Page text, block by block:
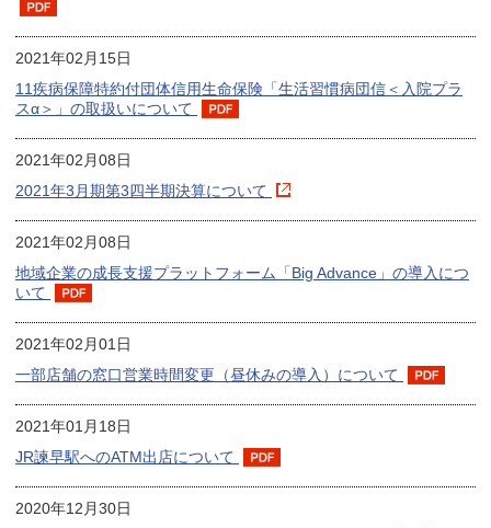
2021年02月15日
11疾病保障特約付団体信用生命保険「生活習慣病団信＜入院プラ
スα＞」の取扱いについて
2021年02月08日
2021年3月期第3四半期決算について
2021年02月08日
地域企業の成長支援プラットフォーム「Big Advance」の導入につ
いて
2021年02月01日
一部店舗の窓口営業時間変更（昼休みの導入）について
2021年01月18日
JR諫早駅へのATM出店について
2020年12月30日